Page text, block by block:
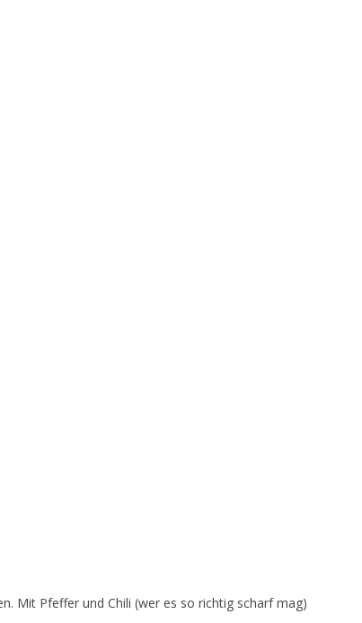
Mit Pfeffer und Chili (wer es so richtig scharf mag)